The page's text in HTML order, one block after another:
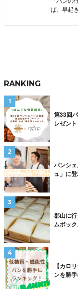
ば。早起
RANKING
第33回
レゼント
パンシ
ュ」に
郡山に
ムボッ
【カロ
ンを勝